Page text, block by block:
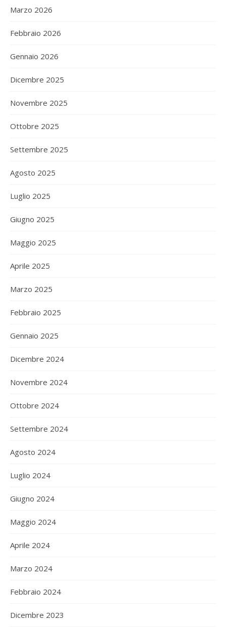
Marzo 2026
Febbraio 2026
Gennaio 2026
Dicembre 2025
Novembre 2025
Ottobre 2025
Settembre 2025
Agosto 2025
Luglio 2025
Giugno 2025
Maggio 2025
Aprile 2025
Marzo 2025
Febbraio 2025
Gennaio 2025
Dicembre 2024
Novembre 2024
Ottobre 2024
Settembre 2024
Agosto 2024
Luglio 2024
Giugno 2024
Maggio 2024
Aprile 2024
Marzo 2024
Febbraio 2024
Dicembre 2023